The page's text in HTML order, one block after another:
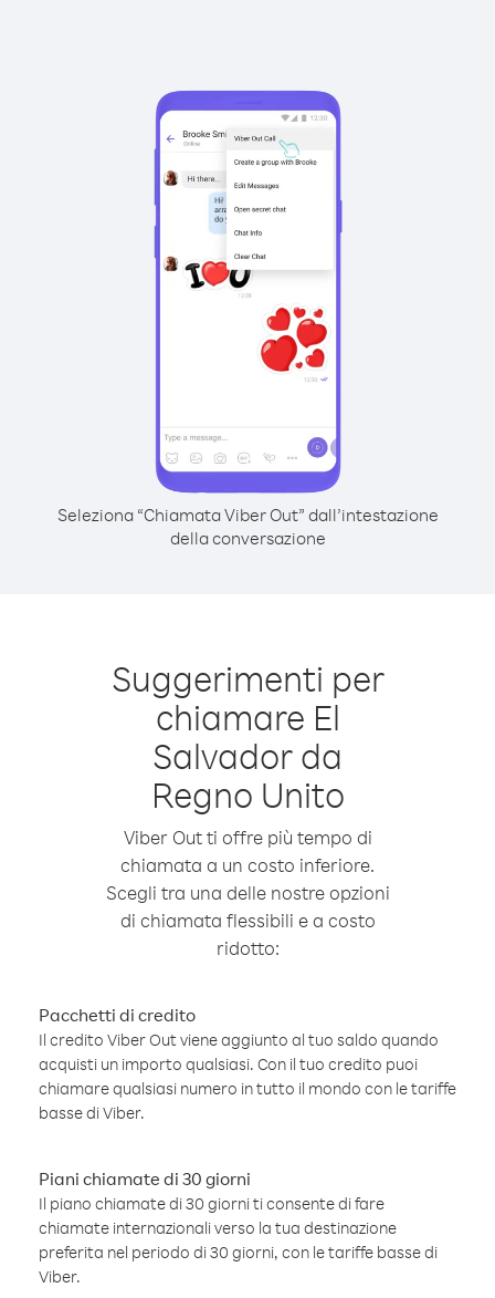
Seleziona “Chiamata Viber Out” dall’intestazione
della conversazione
Suggerimenti per
chiamare El
Salvador da
Regno Unito
Viber Out ti offre più tempo di
chiamata a un costo inferiore.
Scegli tra una delle nostre opzioni
di chiamata flessibili e a costo
ridotto:
Pacchetti di credito
Il credito Viber Out viene aggiunto al tuo saldo quando
acquisti un importo qualsiasi. Con il tuo credito puoi
chiamare qualsiasi numero in tutto il mondo con le tariffe
basse di Viber.
Piani chiamate di 30 giorni
Il piano chiamate di 30 giorni ti consente di fare
chiamate internazionali verso la tua destinazione
preferita nel periodo di 30 giorni, con le tariffe basse di
Viber.